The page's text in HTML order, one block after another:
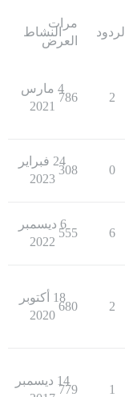
الردود
مرات
العرض
النشاط
2
786
4 مارس
2021
0
308
24 فبراير
2023
6
555
6 ديسمبر
2022
2
680
18 أكتوبر
2020
1
779
14 ديسمبر